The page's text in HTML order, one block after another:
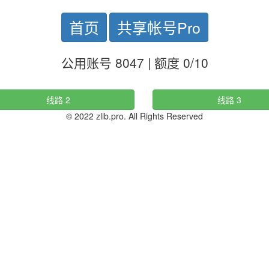
首页 共享帐号Pro
公用账号 8047 | 额度 0/10
线路 2
线路 3
© 2022 zlib.pro. All Rights Reserved